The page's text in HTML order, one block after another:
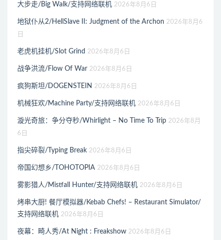
大步走/Big Walk/支持网络联机 2026年8月6日
地狱仆从2/HellSlave II: Judgment of the Archon 2026年8月6
日
老虎机挂机/Slot Grind 2026年8月6日
战争洪流/Flow Of War 2026年8月6日
疯狗斯坦/DOGENSTEIN 2026年8月6日
机械狂欢/Machine Party/支持网络联机 2026年8月6日
漩光奇旅：争分夺秒/Whirlight – No Time To Trip 2026年8月
6日
指尖碎裂/Typing Break 2026年8月6日
帝国幻想乡/TOHOTOPIA 2026年8月6日
雾影猎人/Mistfall Hunter/支持网络联机 2026年8月6日
烤串大厨! 餐厅模拟器/Kebab Chefs! – Restaurant Simulator/
支持网络联机 2026年8月6日
夜幕：畸人秀/At Night : Freakshow 2026年8月6日